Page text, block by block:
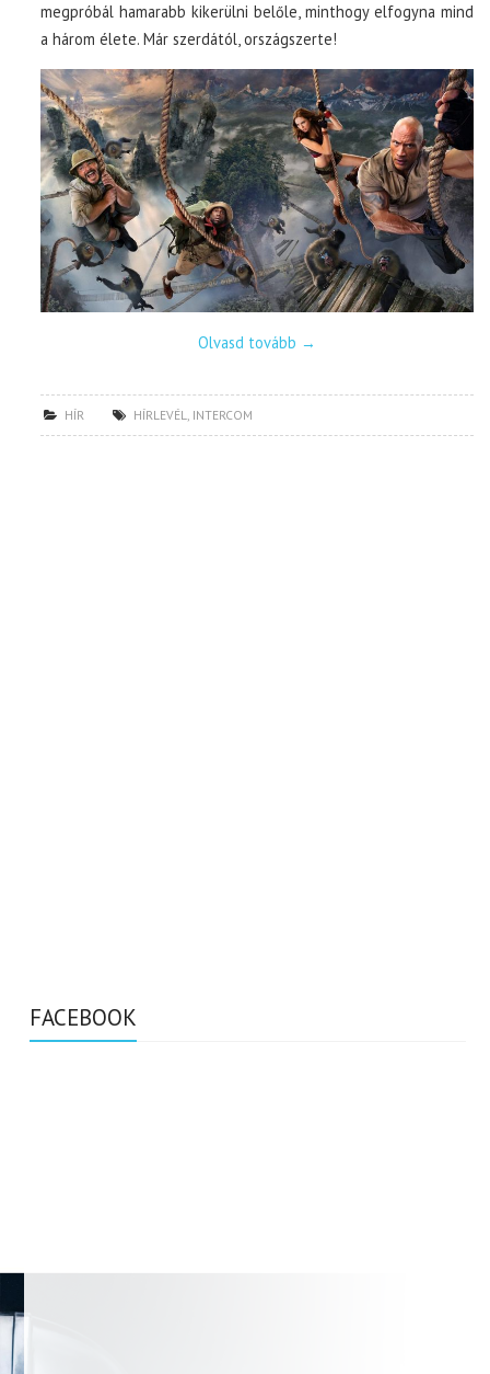
megpróbál hamarabb kikerülni belőle, minthogy elfogyna mind
a három élete. Már szerdától, országszerte!
Olvasd tovább →
HÍR HÍRLEVÉL, INTERCOM
FACEBOOK